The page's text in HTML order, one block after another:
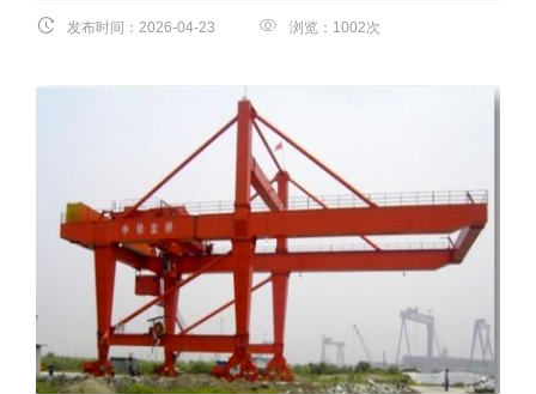
发布时间：2026-04-23 浏览：1002次